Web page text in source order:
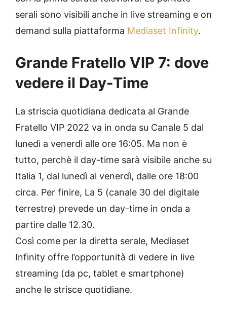
serali sono visibili anche in live streaming e on
demand sulla piattaforma Mediaset Infinity.
Grande Fratello VIP 7: dove
vedere il Day-Time
La striscia quotidiana dedicata al Grande
Fratello VIP 2022 va in onda su Canale 5 dal
lunedì a venerdì alle ore 16:05. Ma non è
tutto, perchè il day-time sarà visibile anche su
Italia 1, dal lunedì al venerdì, dalle ore 18:00
circa. Per finire, La 5 (canale 30 del digitale
terrestre) prevede un day-time in onda a
partire dalle 12.30.
Così come per la diretta serale, Mediaset
Infinity offre l’opportunità di vedere in live
streaming (da pc, tablet e smartphone)
anche le strisce quotidiane.